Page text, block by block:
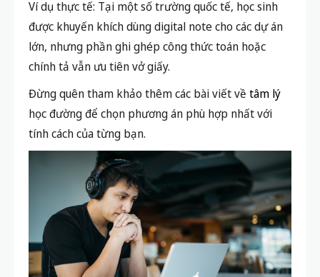
Học sinh cấp 1, cấp 2, cần rèn luyện chữ viết,
tăng khả năng ngôn ngữ và ghi nhớ sâu sắc.
Lớp học không cho phép dùng thiết bị điện
tử, hoặc phòng thi có yêu cầu riêng.
Phụ huynh muốn trẻ rèn luyện sự tập trung,
tránh xao nhãng với công nghệ hiện đại.
Ví dụ thực tế: Tại một số trường quốc tế, học sinh
được khuyến khích dùng digital note cho các dự án
lớn, nhưng phần ghi ghép công thức toán hoặc
chính tả vẫn ưu tiên vở giấy.
Đừng quên tham khảo thêm các bài viết vềtâm lý